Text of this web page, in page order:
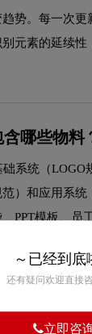
势。每一次更
元素的延续
哪些物料
系统（LOGO
）和应用系统
PPT模板、员
品牌logo属
～已经到底
还有疑问欢迎直接
立即咨